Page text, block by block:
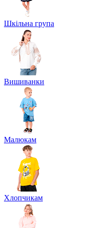
Шкільна група
Вишиванки
Малюкам
Хлопчикам